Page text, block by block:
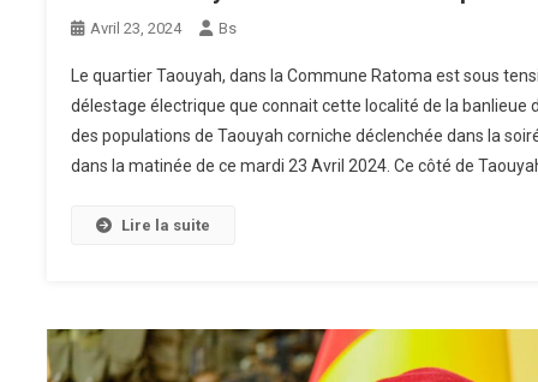
Avril 23, 2024 Bs
Le quartier Taouyah, dans la Commune Ratoma est sous
délestage électrique que connait cette localité de la banlieue
des populations de Taouyah corniche déclenchée dans la
dans la matinée de ce mardi 23 Avril 2024. Ce côté de
Lire la suite